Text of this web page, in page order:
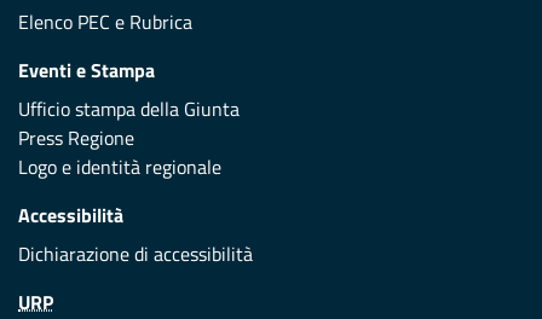
Elenco PEC e Rubrica
Eventi e Stampa
Ufficio stampa della Giunta
Press Regione
Logo e identità regionale
Accessibilità
Dichiarazione di accessibilità
URP